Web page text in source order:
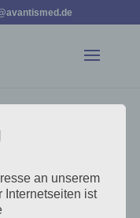
an unserem
Internetseiten ist